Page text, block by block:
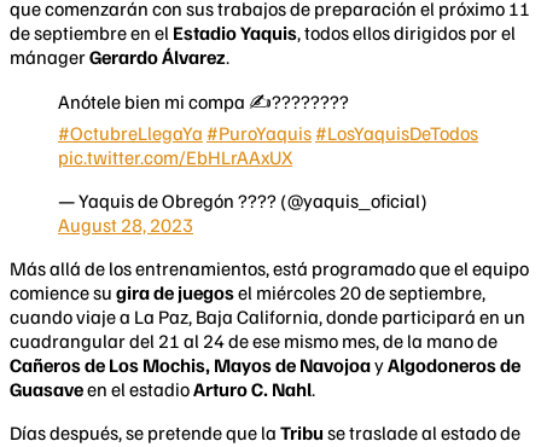
que comenzarán con sus trabajos de preparación el próximo 11
de septiembre en el Estadio Yaquis, todos ellos dirigidos por el
mánagerGerardo Álvarez.
Anótele bien mi compa ✍????????
#OctubreLlegaYa #PuroYaquis #LosYaquisDeTodos
pic.twitter.com/EbHLrAAxUX
— Yaquis de Obregón ???? (@yaquis_oficial)
August 28, 2023
Más allá de los entrenamientos, está programado que el equipo
comience su gira de juegosel miércoles 20 de septiembre,
cuando viaje a La Paz, Baja California, donde participará en un
cuadrangular del 21 al 24 de ese mismo mes, de la mano de
Cañeros de Los Mochis, Mayos de NavojoayAlgodoneros de
Guasaveen el estadioArturo C. Nahl.
Días después, se pretende que la Tribu se traslade al estado de